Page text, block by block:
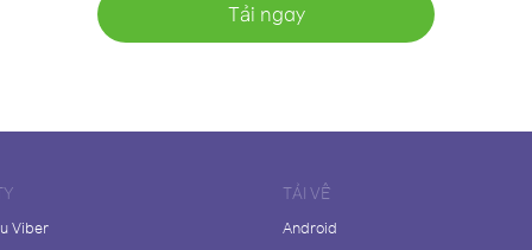
Tải ngay
Viber
TẢI VỀ
Android